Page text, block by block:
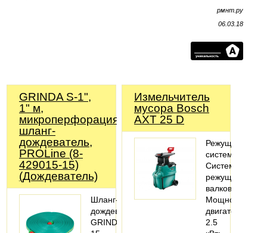
рмнт.ру
06.03.18
GRINDA S-1",
1" м,
микроперфорация,
шланг-
дождеватель,
PROLine (8-
429015-15)
(Дождеватель)
Шланг-
дождеватель
GRINDA,
Измельчитель
мусора Bosch
AXT 25 D
Режущая
система
Система
режущих
валков;
Мощность
двигателя
2.5